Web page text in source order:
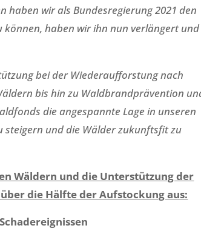
haben wir als Bundesregierung 2021 den
haben wir ihn nun verlängert
bei der Wiederaufforstung nach
bis hin zu Waldbrandprävention
die angespannte Lage in unseren
steigern und die Wälder zukunftsfit zu
Wäldern und die Unterstützung der
die Hälfte der Aufstockung aus: